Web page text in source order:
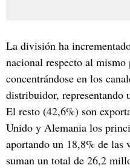
La división ha
nacional respecto al mismo
concentrándose en los
distribuidor, representando
El resto (42,6%) son
Unido y Alemania los
aportando un 18,8% de las
suman un total de 26,2